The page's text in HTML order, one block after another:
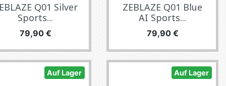
Q01 Silver
Sports...
Preis
79,90 €
ZEBLAZE Q01 Blue
AI Sports...
Preis
79,90 €
Auf Lager Auf Lager